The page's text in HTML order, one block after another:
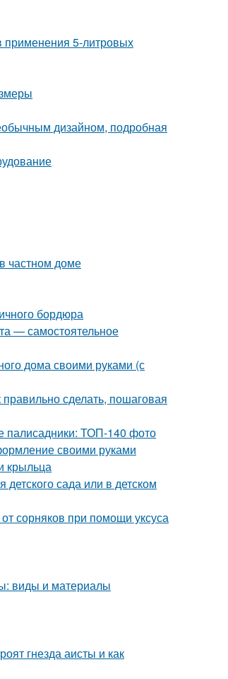
применения 5-литровых
дизайном, подробная
частном доме
бордюра
— самостоятельное
дома своими руками (с
сделать, пошаговая
палисадники: ТОП-140 фото
своими руками
крыльца
сада или в детском
сорняков при помощи уксуса
виды и материалы
гнезда аисты и как